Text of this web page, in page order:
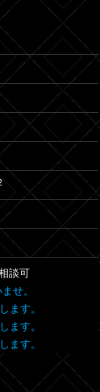
談可
せ。
ます。
ます。
ます。